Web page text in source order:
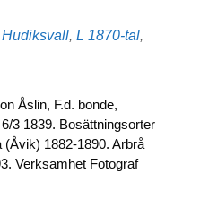
Hudiksvall, L Etiketter
1870-tal,
Åslin, F.d. bonde,
3 1839. Bosättningsorter
(Åvik) 1882-1890. Arbrå
Verksamhet Fotograf